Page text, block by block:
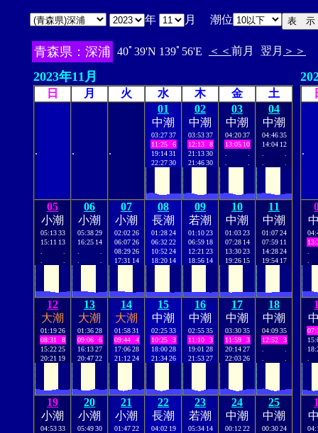
年 月 潮位
青森県：深浦 40ﾟ39'N 139ﾟ56'E ＜＜ 前月 翌月 ＞＞
2023年11月
日 月 火 水 木 金 土
. . .
01
中潮
03:27 37
11:25
6
19:14 31
22:27 30
02
中潮
03:53 37
12:13
8
21:13 30
21:46 30
03
中潮
04:20 37
13:05 10
04
中潮
04:46 35
14:04 12
05
小潮
05:13 33
15:11 13
06
小潮
05:38 29
16:25 14
07
小潮
02:02 26
06:07 26
08:29 26
17:31 14
08
長潮
01:28 24
06:32 22
10:52 24
18:20 14
09
若潮
01:10 23
06:59 18
12:21 23
18:56 14
10
中潮
01:03 23
07:28 14
13:30 23
19:26 15
11
中潮
01:07 24
07:59 11
14:28 24
19:54 17
12
大潮
01:19 26
08:31
8
15:22 25
20:21 19
13
大潮
01:36 28
09:06
6
16:13 27
20:47 22
14
大潮
01:58 31
09:44
4
17:06 28
21:12 24
15
中潮
02:25 33
10:25
3
18:00 28
21:34 26
16
中潮
02:55 35
11:10
3
19:01 28
21:53 27
17
中潮
03:30 35
11:59
3
20:14 27
22:03 26
18
中潮
04:09 35
12:52
3
19
小潮
04:53 33
20
小潮
05:49 30
21
小潮
01:47 22
22
長潮
04:02 19
23
若潮
05:34 14
24
中潮
00:12 22
25
中潮
00:30 24
.